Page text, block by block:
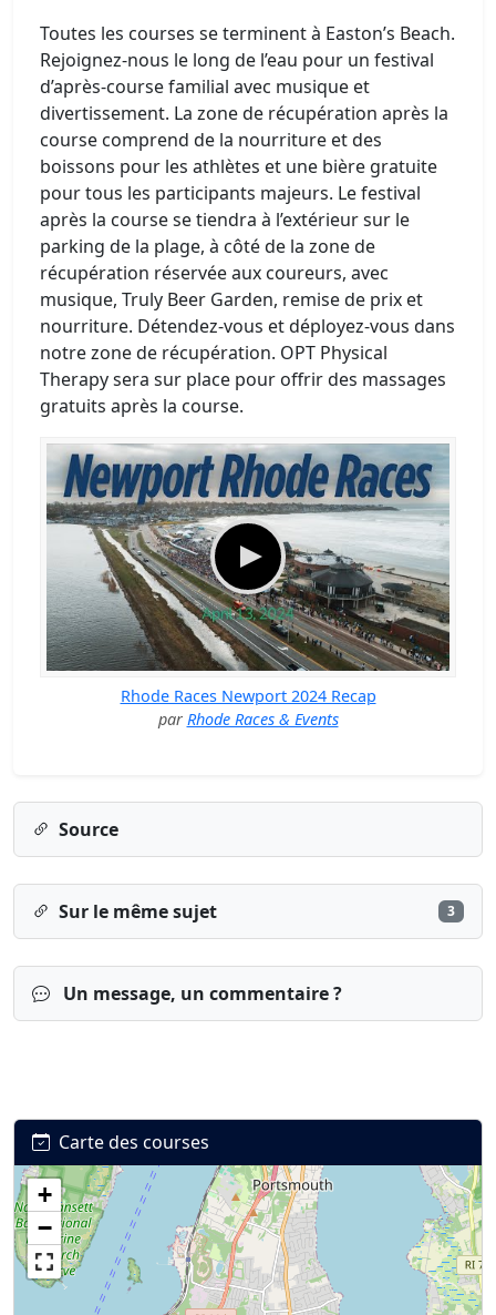
Toutes les courses se terminent à Easton’s Beach.
Rejoignez-nous le long de l’eau pour un festival
d’après-course familial avec musique et
divertissement. La zone de récupération après la
course comprend de la nourriture et des
boissons pour les athlètes et une bière gratuite
pour tous les participants majeurs. Le festival
après la course se tiendra à l’extérieur sur le
parking de la plage, à côté de la zone de
récupération réservée aux coureurs, avec
musique, Truly Beer Garden, remise de prix et
nourriture. Détendez-vous et déployez-vous dans
notre zone de récupération. OPT Physical
Therapy sera sur place pour offrir des massages
gratuits après la course.
Rhode Races Newport 2024 Recap
par Rhode Races & Events
Source
Sur le même sujet 3
Un message, un commentaire ?
Connexion S’inscrire mot de passe oublié ?
Carte des courses
+
−